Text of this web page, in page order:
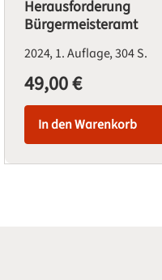
Herausforderung
Bürgermeisteramt
20241. Auflage304 S.
Regulärer Preis:
49,00 €
In den Warenkorb